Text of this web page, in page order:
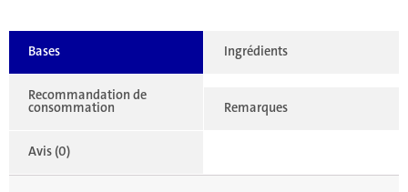
Bases Ingrédients
Recommandation de
consommation Remarques
Avis (0)